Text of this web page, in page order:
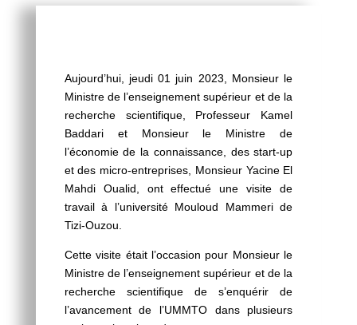
Aujourd’hui, jeudi 01 juin 2023, Monsieur le
Ministre de l’enseignement supérieur et de la
recherche scientifique, Professeur Kamel
Baddari et Monsieur le Ministre de
l’économie de la connaissance, des start-up
et des micro-entreprises, Monsieur Yacine El
Mahdi Oualid, ont effectué une visite de
travail à l’université Mouloud Mammeri de
Tizi-Ouzou.
Cette visite était l’occasion pour Monsieur le
Ministre de l’enseignement supérieur et de la
recherche scientifique de s’enquérir de
l’avancement de l’UMMTO dans plusieurs